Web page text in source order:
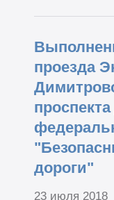
проезда
дороги"
23 июля 2018